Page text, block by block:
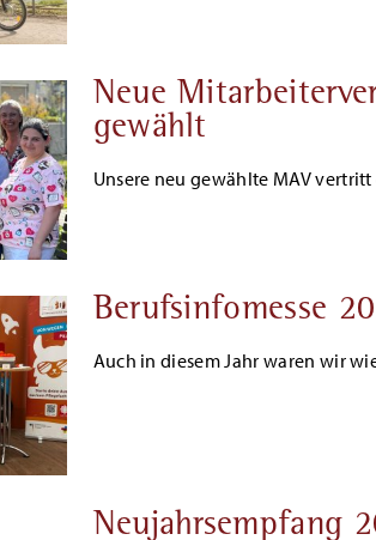
Neue
gewählt
Unsere neu gewählte MAV
Berufsinfomesse
Auch in diesem Jahr waren wir
Neujahrsempfang